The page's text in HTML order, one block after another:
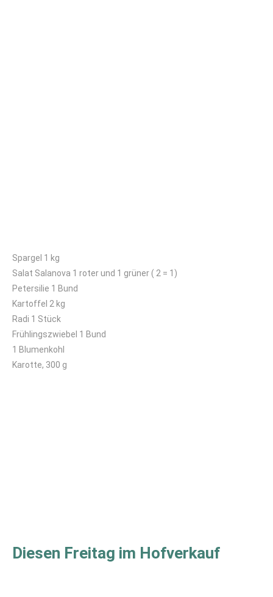
Spargel 1 kg
Salat Salanova 1 roter und 1 grüner ( 2 = 1)
Petersilie 1 Bund
Kartoffel 2 kg
Radi 1 Stück
Frühlingszwiebel 1 Bund
1 Blumenkohl
Karotte, 300 g
Diesen Freitag im Hofverkauf